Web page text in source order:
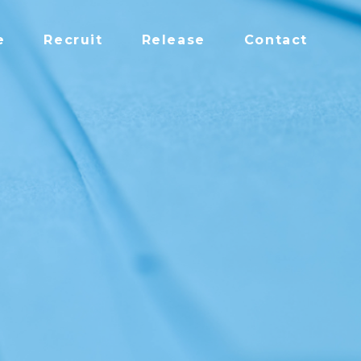
Recruit Release Contact